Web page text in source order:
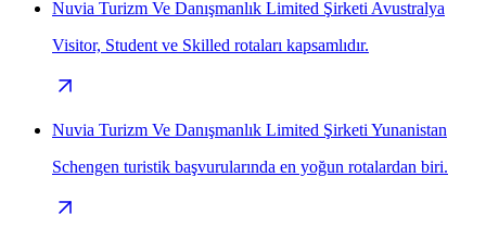
Nuvia Turizm Ve Danışmanlık Limited Şirketi Avustralya
Visitor, Student ve Skilled rotaları kapsamlıdır.
Nuvia Turizm Ve Danışmanlık Limited Şirketi Yunanistan
Schengen turistik başvurularında en yoğun rotalardan biri.